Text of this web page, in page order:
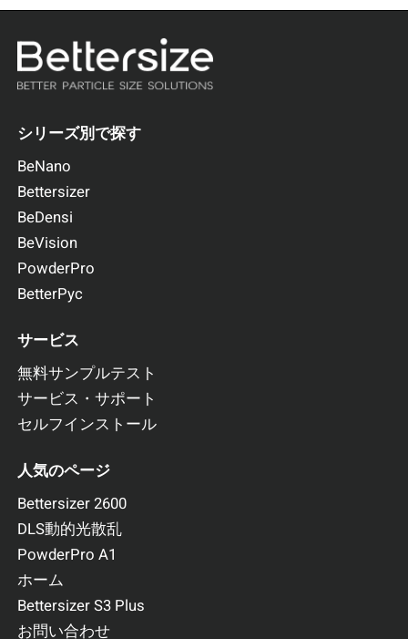
シリーズ別で探す
BeNano
Bettersizer
BeDensi
BeVision
PowderPro
BetterPyc
サービス
無料サンプルテスト
サービス・サポート
セルフインストール
人気のページ
Bettersizer 2600
DLS動的光散乱
PowderPro A1
ホーム
Bettersizer S3 Plus
お問い合わせ